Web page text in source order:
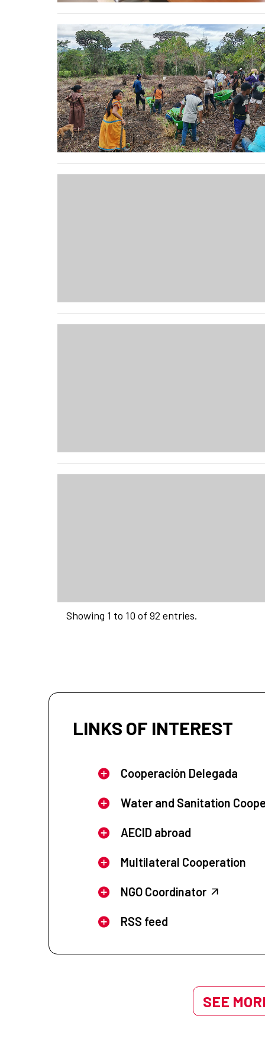
Showing 1 to 10 of 92 entries.
LINKS OF INTEREST
Cooperación Delegada
Water and Sanitation
AECID abroad
Multilateral Cooperation
NGO Coordinator
RSS feed
SEE